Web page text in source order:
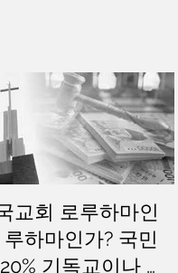
교회 로루하마인
루하마인가? 국민
기독교이나 소